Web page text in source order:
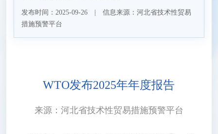
发布时间：2025-09-26 | 信息来源：河北省技术性贸易
措施预警平台
WTO发布2025年年度报告
来源：河北省技术性贸易措施预警平台